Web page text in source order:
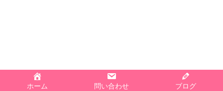
ホーム 問い合わせ ブログ